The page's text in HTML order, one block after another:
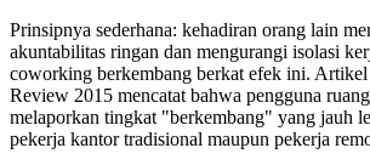
Prinsipnya sederhana: kehadiran orang lain
akuntabilitas ringan dan mengurangi isolasi
coworking berkembang berkat efek ini.
Review 2015 mencatat bahwa pengguna
melaporkan tingkat "berkembang" yang jauh
pekerja kantor tradisional maupun pekerja